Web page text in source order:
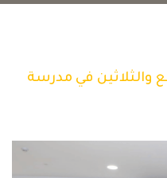
والثلاثين في مدرسة